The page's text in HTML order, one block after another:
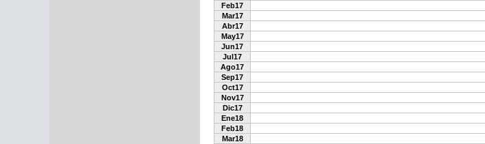
Feb17
Mar17
Abr17
May17
Jun17
Jul17
Ago17
Sep17
Oct17
Nov17
Dic17
Ene18
Feb18
Mar18